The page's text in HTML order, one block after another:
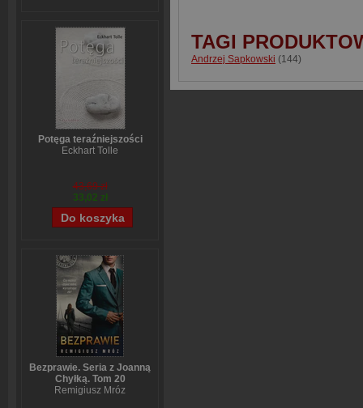
Potęga teraźniejszości
Eckhart Tolle
43,69 zł
33,02 zł
Bezprawie. Seria z Joanną
Chyłką. Tom 20
Remigiusz Mróz
TAGI
Andrzej Sapkowski (144)